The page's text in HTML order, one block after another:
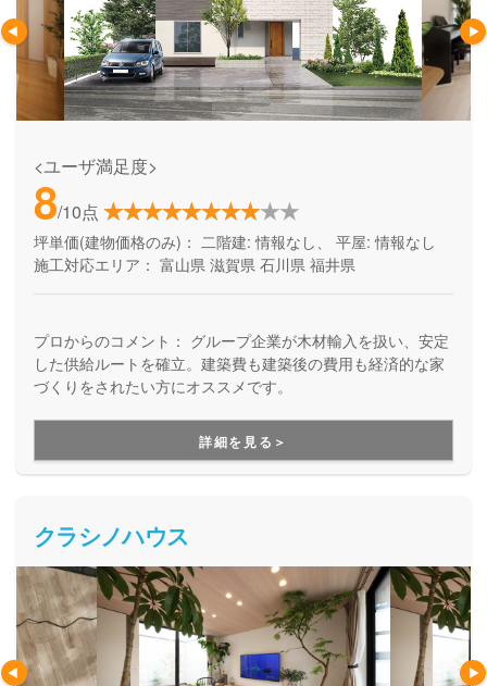
<ユーザ満足度>
8/10点
坪単価(建物価格のみ)： 二階建: 情報なし、 平屋: 情報なし
施工対応エリア： 富山県 滋賀県 石川県 福井県
プロからのコメント： グループ企業が木材輸入を扱い、安定
した供給ルートを確立。建築費も建築後の費用も経済的な家
づくりをされたい方にオススメです。
詳細を見る＞
クラシノハウス